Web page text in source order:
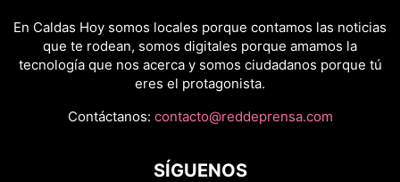
En Caldas Hoy somos locales porque contamos las noticias
que te rodean, somos digitales porque amamos la
tecnología que nos acerca y somos ciudadanos porque tú
eres el protagonista.
Contáctanos: contacto@reddeprensa.com
SÍGUENOS